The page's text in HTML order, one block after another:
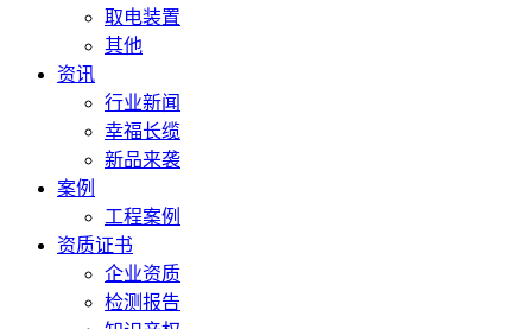
取电装置
其他
资讯
行业新闻
幸福长缆
新品来袭
案例
工程案例
资质证书
企业资质
检测报告